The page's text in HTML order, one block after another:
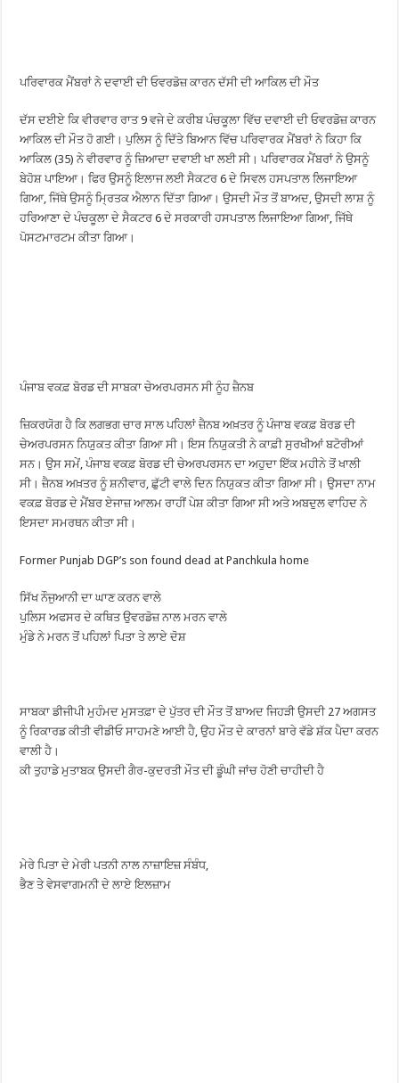
ਪਰਿਵਾਰਕ ਮੈਂਬਰਾਂ ਨੇ ਦਵਾਈ ਦੀ ਓਵਰਡੋਜ਼ ਕਾਰਨ ਦੱਸੀ ਦੀ ਆਕਿਲ ਦੀ ਮੌਤ
ਦੱਸ ਦਈਏ ਕਿ ਵੀਰਵਾਰ ਰਾਤ 9 ਵਜੇ ਦੇ ਕਰੀਬ ਪੰਚਕੂਲਾ ਵਿੱਚ ਦਵਾਈ ਦੀ ਓਵਰਡੋਜ਼ ਕਾਰਨ
ਆਕਿਲ ਦੀ ਮੌਤ ਹੋ ਗਈ। ਪੁਲਿਸ ਨੂੰ ਦਿੱਤੇ ਬਿਆਨ ਵਿੱਚ ਪਰਿਵਾਰਕ ਮੈਂਬਰਾਂ ਨੇ ਕਿਹਾ ਕਿ
ਆਕਿਲ (35) ਨੇ ਵੀਰਵਾਰ ਨੂੰ ਜ਼ਿਆਦਾ ਦਵਾਈ ਖਾ ਲਈ ਸੀ। ਪਰਿਵਾਰਕ ਮੈਂਬਰਾਂ ਨੇ ਉਸਨੂੰ
ਬੇਹੋਸ਼ ਪਾਇਆ। ਫਿਰ ਉਸਨੂੰ ਇਲਾਜ ਲਈ ਸੈਕਟਰ 6 ਦੇ ਸਿਵਲ ਹਸਪਤਾਲ ਲਿਜਾਇਆ
ਗਿਆ, ਜਿੱਥੇ ਉਸਨੂੰ ਮ੍ਰਿਤਕ ਐਲਾਨ ਦਿੱਤਾ ਗਿਆ। ਉਸਦੀ ਮੌਤ ਤੋਂ ਬਾਅਦ, ਉਸਦੀ ਲਾਸ਼ ਨੂੰ
ਹਰਿਆਣਾ ਦੇ ਪੰਚਕੂਲਾ ਦੇ ਸੈਕਟਰ 6 ਦੇ ਸਰਕਾਰੀ ਹਸਪਤਾਲ ਲਿਜਾਇਆ ਗਿਆ, ਜਿੱਥੇ
ਪੋਸਟਮਾਰਟਮ ਕੀਤਾ ਗਿਆ।
ਪੰਜਾਬ ਵਕਫ਼ ਬੋਰਡ ਦੀ ਸਾਬਕਾ ਚੇਅਰਪਰਸਨ ਸੀ ਨੂੰਹ ਜ਼ੈਨਬ
ਜ਼ਿਕਰਯੋਗ ਹੈ ਕਿ ਲਗਭਗ ਚਾਰ ਸਾਲ ਪਹਿਲਾਂ ਜ਼ੈਨਬ ਅਖ਼ਤਰ ਨੂੰ ਪੰਜਾਬ ਵਕਫ਼ ਬੋਰਡ ਦੀ
ਚੇਅਰਪਰਸਨ ਨਿਯੁਕਤ ਕੀਤਾ ਗਿਆ ਸੀ। ਇਸ ਨਿਯੁਕਤੀ ਨੇ ਕਾਫ਼ੀ ਸੁਰਖੀਆਂ ਬਟੋਰੀਆਂ
ਸਨ। ਉਸ ਸਮੇਂ, ਪੰਜਾਬ ਵਕਫ਼ ਬੋਰਡ ਦੀ ਚੇਅਰਪਰਸਨ ਦਾ ਅਹੁਦਾ ਇੱਕ ਮਹੀਨੇ ਤੋਂ ਖਾਲੀ
ਸੀ। ਜ਼ੈਨਬ ਅਖ਼ਤਰ ਨੂੰ ਸ਼ਨੀਵਾਰ, ਛੁੱਟੀ ਵਾਲੇ ਦਿਨ ਨਿਯੁਕਤ ਕੀਤਾ ਗਿਆ ਸੀ। ਉਸਦਾ ਨਾਮ
ਵਕਫ਼ ਬੋਰਡ ਦੇ ਮੈਂਬਰ ਏਜਾਜ਼ ਆਲਮ ਰਾਹੀਂ ਪੇਸ਼ ਕੀਤਾ ਗਿਆ ਸੀ ਅਤੇ ਅਬਦੁਲ ਵਾਹਿਦ ਨੇ
ਇਸਦਾ ਸਮਰਥਨ ਕੀਤਾ ਸੀ।
Former Punjab DGP’s son found dead at Panchkula home
ਸਿੱਖ ਨੌਜੁਆਨੀ ਦਾ ਘਾਣ ਕਰਨ ਵਾਲੇ
ਪੁਲਿਸ ਅਫਸਰ ਦੇ ਕਥਿਤ ਉਵਰਡੋਜ਼ ਨਾਲ ਮਰਨ ਵਾਲੇ
ਮੁੰਡੇ ਨੇ ਮਰਨ ਤੋਂ ਪਹਿਲਾਂ ਪਿਤਾ ਤੇ ਲਾਏ ਦੋਸ਼
ਸਾਬਕਾ ਡੀਜੀਪੀ ਮੁਹੰਮਦ ਮੁਸਤਫ਼ਾ ਦੇ ਪੁੱਤਰ ਦੀ ਮੌਤ ਤੋਂ ਬਾਅਦ ਜਿਹੜੀ ਉਸਦੀ 27 ਅਗਸਤ
ਨੂੰ ਰਿਕਾਰਡ ਕੀਤੀ ਵੀਡੀਓ ਸਾਹਮਣੇ ਆਈ ਹੈ, ਉਹ ਮੌਤ ਦੇ ਕਾਰਨਾਂ ਬਾਰੇ ਵੱਡੇ ਸ਼ੱਕ ਪੈਦਾ ਕਰਨ
ਵਾਲੀ ਹੈ।
ਕੀ ਤੁਹਾਡੇ ਮੁਤਾਬਕ ਉਸਦੀ ਗੈਰ-ਕੁਦਰਤੀ ਮੌਤ ਦੀ ਡੂੰਘੀ ਜਾਂਚ ਹੋਣੀ ਚਾਹੀਦੀ ਹੈ
ਮੇਰੇ ਪਿਤਾ ਦੇ ਮੇਰੀ ਪਤਨੀ ਨਾਲ ਨਾਜ਼ਾਇਜ਼ ਸੰਬੰਧ,
ਭੈਣ ਤੇ ਵੇਸਵਾਗਮਨੀ ਦੇ ਲਾਏ ਇਲਜ਼ਾਮ